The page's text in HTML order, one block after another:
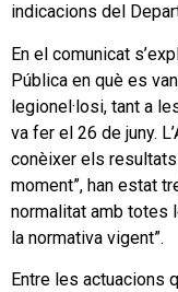
indicacions del
En el comunicat
Pública en què es
legionel·losi, tant a
va fer el 26 de juny.
conèixer els
moment”, han estat
normalitat amb totes
la normativa vigent”.
Entre les actuacions